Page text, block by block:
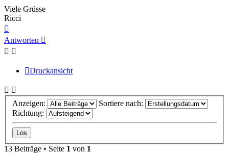
Viele Grüsse
Ricci
oben
Antworten
Druckansicht
Anzeigen:
Sortiere nach:
Richtung:
13 Beiträge • Seite 1 von 1